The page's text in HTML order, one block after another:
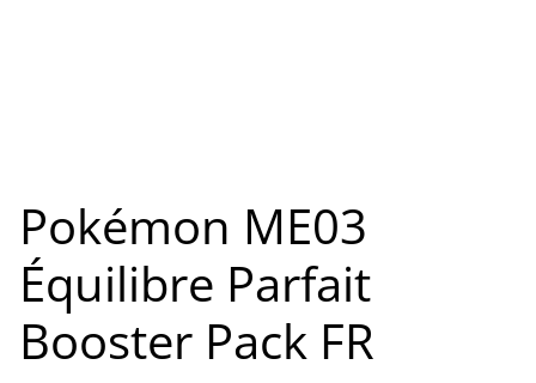
Pokémon ME03
Équilibre Parfait
Booster Pack FR